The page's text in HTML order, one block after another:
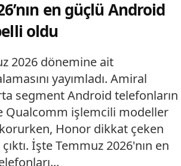
en güçlü Android
oldu
2026 dönemine ait
yayımladı. Amiral
segment Android telefonların
Qualcomm işlemcili modeller
Honor dikkat çeken
İşte Temmuz 2026'nın en